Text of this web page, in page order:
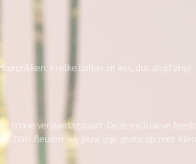
In elke ballon zit iets, dus altijd prijs!
mooie verjaardagstaart. Deze exclusieve
Dan fleuren wij jouw ijsje gratis op met